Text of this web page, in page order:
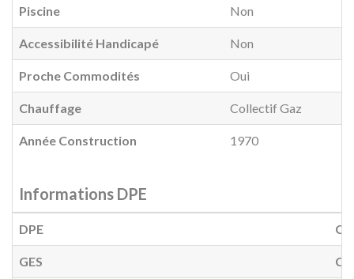
Piscine Non
Accessibilité Handicapé Non
Proche Commodités Oui
Chauffage Collectif Gaz
Année Construction 1970
Informations DPE
DPE C
GES C